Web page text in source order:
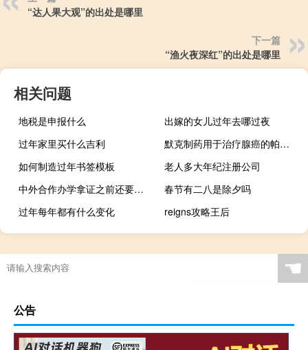
“达人果大观”的出处是哪里
下一篇
“渔火夜深红”的出处是哪里
相关问题
地税是申报什么
出嫁的女儿过年去哪过夜
过年家里买什么吉利
默克制药用于治疗腺癌的帕博利珠单抗（Keytruda）获得美国食品药品管理局（FDA）批准
如何制造过年书签模板
老人多大年纪注册公司
中外合作办学拿证之前还要参加统考考核吗
春节有二八是除夕吗
过年每年都有什么变化
reigns攻略王后
☚
公告